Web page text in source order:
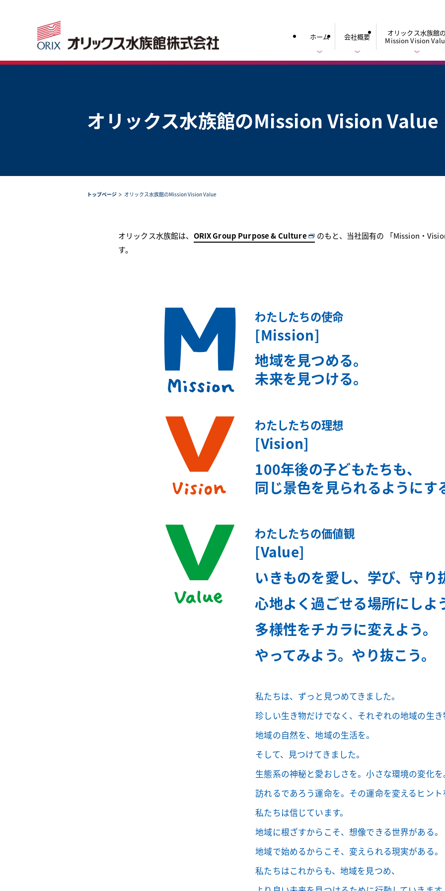
ホーム 会社概要
オリックス水族館の
Mission Vision
オリックス水族館のMission Vision Value
トップページ オリックス水族館のMission Vision Value
オリックス水族館は、 ORIX Group Purpose & Culture のもと、 当社固有の 「Mission・
す。
わたしたちの使命
[Mission]
地域を見つめる。
未来を見つける。
わたしたちの理想
[Vision]
100年後の子どもたちも、
同じ景色を見られるようにす
わたしたちの価値観
[Value]
いきものを愛し、学び、守り
心地よく過ごせる場所にしよ
多様性をチカラに変えよう。
やってみよう。やり抜こう。
私たちは、ずっと見つめてきました。
珍しい生き物だけでなく、 それぞれの地域の生き
地域の自然を、地域の生活を。
そして、見つけてきました。
生態系の神秘と愛おしさを。小さな環境の変化を
訪れるであろう運命を。 その運命を変えるヒント
私たちは信じています。
地域に根ざすからこそ、想像できる世界がある。
地域で始めるからこそ、変えられる現実がある。
私たちはこれからも、地域を見つめ、